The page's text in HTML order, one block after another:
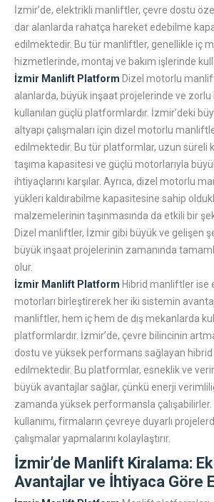
İzmir’de, elektrikli manliftler, çevre dostu
dar alanlarda rahatça hareket edebilme
edilmektedir. Bu tür manliftler, genellikle iç
hizmetlerinde, montaj ve bakım işlerinde
İzmir Manlift Platform Dizel motorlu
alanlarda, büyük inşaat projelerinde ve zorlu
kullanılan güçlü platformlardır. İzmir’deki
altyapı çalışmaları için dizel motorlu
edilmektedir. Bu tür platformlar, uzun süreli
taşıma kapasitesi ve güçlü motorlarıyla
ihtiyaçlarını karşılar. Ayrıca, dizel motorlu
yükleri kaldırabilme kapasitesine sahip
malzemelerinin taşınmasında da etkili bir
Dizel manliftler, İzmir gibi büyük ve gelişen
büyük inşaat projelerinin zamanında
olur.
İzmir Manlift Platform Hibrid manliftler ise
motorları birleştirerek her iki sistemin
manliftler, hem iç hem de dış mekanlarda
platformlardır. İzmir’de, çevre bilincinin
dostu ve yüksek performans sağlayan
edilmektedir. Bu platformlar, esneklik ve
büyük avantajlar sağlar, çünkü enerji
zamanda yüksek performansla
kullanımı, firmaların çevreye duyarlı
çalışmalar yapmalarını kolaylaştırır.
İzmir’de Manlift Kiralama:
Avantajlar ve İhtiyaca Göre